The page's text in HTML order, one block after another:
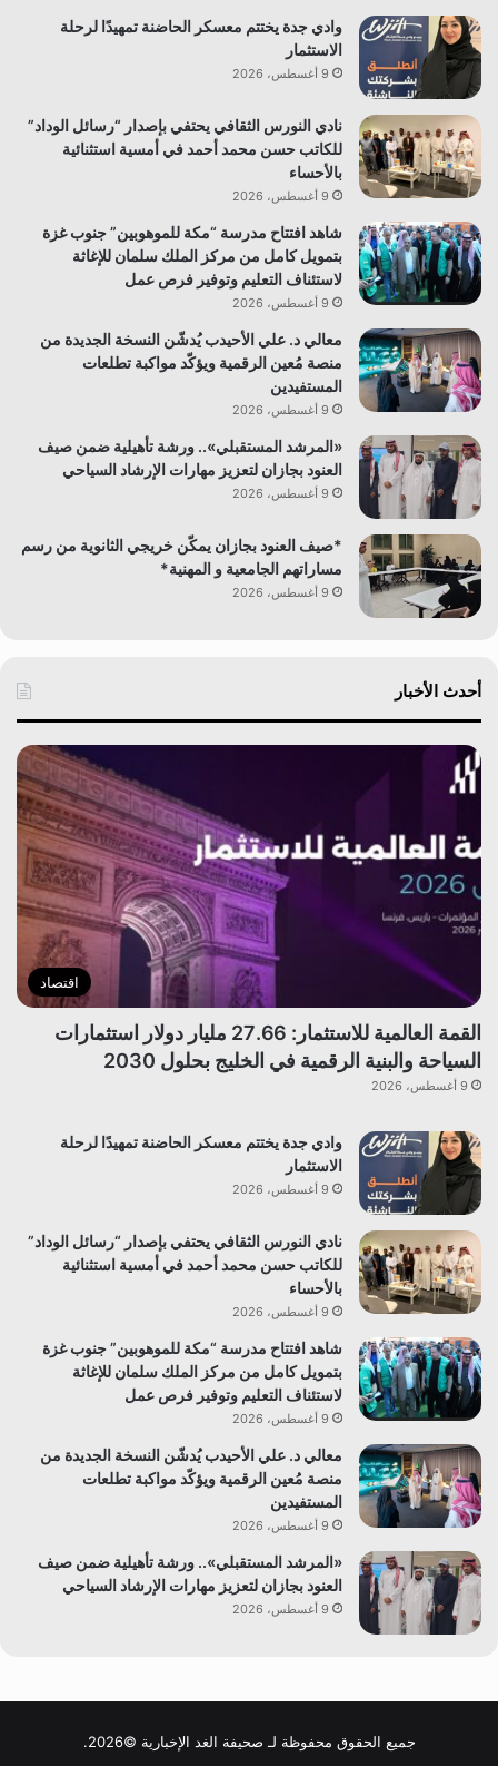
وادي جدة يختتم معسكر الحاضنة تمهيدًا لرحلة
الاستثمار
9 أغسطس، 2026
نادي النورس الثقافي يحتفي بإصدار “رسائل الوداد”
للكاتب حسن محمد أحمد في أمسية استثنائية
بالأحساء
9 أغسطس، 2026
شاهد افتتاح مدرسة “مكة للموهوبين” جنوب غزة
بتمويل كامل من مركز الملك سلمان للإغاثة
لاستئناف التعليم وتوفير فرص عمل
9 أغسطس، 2026
معالي د. علي الأحيدب يُدشّن النسخة الجديدة من
منصة مُعين الرقمية ويؤكّد مواكبة تطلعات
المستفيدين
9 أغسطس، 2026
«المرشد المستقبلي».. ورشة تأهيلية ضمن صيف
العنود بجازان لتعزيز مهارات الإرشاد السياحي
9 أغسطس، 2026
*صيف العنود بجازان يمكّن خريجي الثانوية من رسم
مساراتهم الجامعية و المهنية*
9 أغسطس، 2026
أحدث الأخبار
اقتصاد
القمة العالمية للاستثمار: 27.66 مليار دولار استثمارات
السياحة والبنية الرقمية في الخليج بحلول 2030
9 أغسطس، 2026
وادي جدة يختتم معسكر الحاضنة تمهيدًا لرحلة
الاستثمار
9 أغسطس، 2026
نادي النورس الثقافي يحتفي بإصدار “رسائل الوداد”
للكاتب حسن محمد أحمد في أمسية استثنائية
بالأحساء
9 أغسطس، 2026
شاهد افتتاح مدرسة “مكة للموهوبين” جنوب غزة
بتمويل كامل من مركز الملك سلمان للإغاثة
لاستئناف التعليم وتوفير فرص عمل
9 أغسطس، 2026
معالي د. علي الأحيدب يُدشّن النسخة الجديدة من
منصة مُعين الرقمية ويؤكّد مواكبة تطلعات
المستفيدين
9 أغسطس، 2026
«المرشد المستقبلي».. ورشة تأهيلية ضمن صيف
العنود بجازان لتعزيز مهارات الإرشاد السياحي
9 أغسطس، 2026
جميع الحقوق محفوظة لـ صحيفة الغد الإخبارية ©2026.